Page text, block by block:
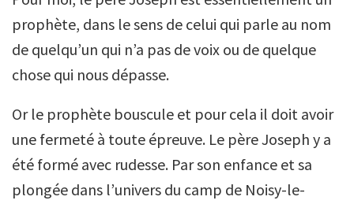
prophète, dans le sens de celui qui parle au nom
de quelqu’un qui n’a pas de voix ou de quelque
chose qui nous dépasse.
Or le prophète bouscule et pour cela il doit avoir
une fermeté à toute épreuve. Le père Joseph y a
été formé avec rudesse. Par son enfance et sa
plongée dans l’univers du camp de Noisy-le-